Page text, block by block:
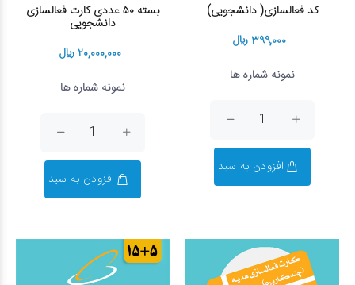
کد فعالسازی( دانشجویی)
۳۹۹,۰۰۰ ریال
نمونه شماره ها
افزودن به سبد
بسته ۵۰ عددی کارت فعالسازی
دانشجویی
۲۰,۰۰۰,۰۰۰ ریال
نمونه شماره ها
افزودن به سبد